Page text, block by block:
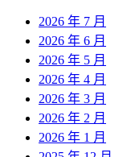
2026 年 7 月
2026 年 6 月
2026 年 5 月
2026 年 4 月
2026 年 3 月
2026 年 2 月
2026 年 1 月